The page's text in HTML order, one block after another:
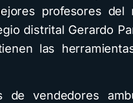
profesores del
distrital Gerardo
las
de vendedores